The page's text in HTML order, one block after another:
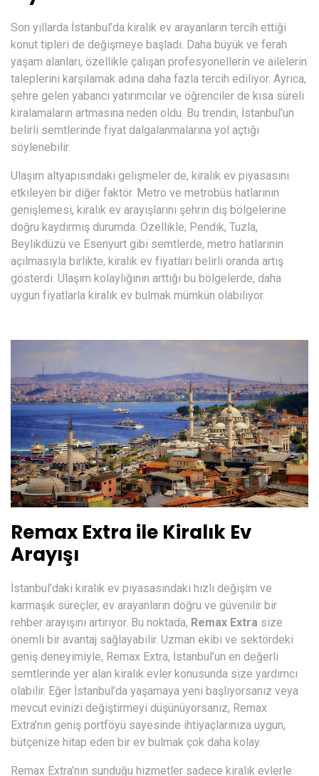
Son yıllarda İstanbul’da kiralık ev arayanların tercih ettiği
konut tipleri de değişmeye başladı. Daha büyük ve ferah
yaşam alanları, özellikle çalışan profesyonellerin ve ailelerin
taleplerini karşılamak adına daha fazla tercih ediliyor. Ayrıca,
şehre gelen yabancı yatırımcılar ve öğrenciler de kısa süreli
kiralamaların artmasına neden oldu. Bu trendin, İstanbul’un
belirli semtlerinde fiyat dalgalanmalarına yol açtığı
söylenebilir.
Ulaşım altyapısındaki gelişmeler de, kiralık ev piyasasını
etkileyen bir diğer faktör. Metro ve metrobüs hatlarının
genişlemesi, kiralık ev arayışlarını şehrin dış bölgelerine
doğru kaydırmış durumda. Özellikle, Pendik, Tuzla,
Beylikdüzü ve Esenyurt gibi semtlerde, metro hatlarının
açılmasıyla birlikte, kiralık ev fiyatları belirli oranda artış
gösterdi. Ulaşım kolaylığının arttığı bu bölgelerde, daha
uygun fiyatlarla kiralık ev bulmak mümkün olabiliyor.
Remax Extra ile Kiralık Ev
Arayışı
İstanbul’daki kiralık ev piyasasındaki hızlı değişim ve
karmaşık süreçler, ev arayanların doğru ve güvenilir bir
rehber arayışını artırıyor. Bu noktada, Remax Extra size
önemli bir avantaj sağlayabilir. Uzman ekibi ve sektördeki
geniş deneyimiyle, Remax Extra, İstanbul’un en değerli
semtlerinde yer alan kiralık evler konusunda size yardımcı
olabilir. Eğer İstanbul’da yaşamaya yeni başlıyorsanız veya
mevcut evinizi değiştirmeyi düşünüyorsanız, Remax
Extra’nın geniş portföyü sayesinde ihtiyaçlarınıza uygun,
bütçenize hitap eden bir ev bulmak çok daha kolay.
Remax Extra’nın sunduğu hizmetler sadece kiralık evlerle